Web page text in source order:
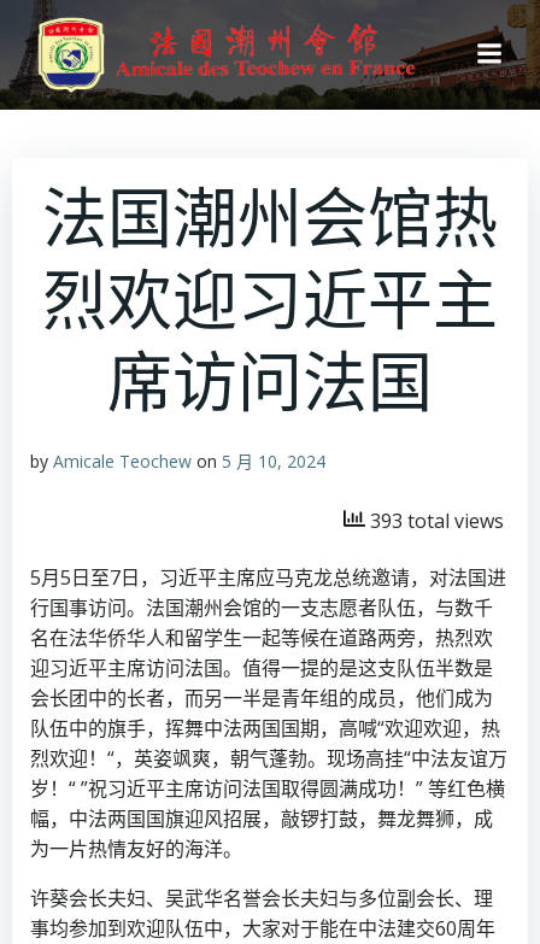
转
到
内
法国潮州会馆热
烈欢迎习近平主
席访问法国
by Amicale Teochew on 5 月 10, 2024
393 total views
5月5日至7日，习近平主席应马克龙总统邀请，对法国进
行国事访问。法国潮州会馆的一支志愿者队伍，与数千
名在法华侨华人和留学生一起等候在道路两旁，热烈欢
迎习近平主席访问法国。值得一提的是这支队伍半数是
会长团中的长者，而另一半是青年组的成员，他们成为
队伍中的旗手，挥舞中法两国国期，高喊“欢迎欢迎，热
烈欢迎！“，英姿飒爽，朝气蓬勃。现场高挂“中法友谊万
岁！“ ”祝习近平主席访问法国取得圆满成功！” 等红色横
幅，中法两国国旗迎风招展，敲锣打鼓，舞龙舞狮，成
为一片热情友好的海洋。
许葵会长夫妇、吴武华名誉会长夫妇与多位副会长、理
事均参加到欢迎队伍中，大家对于能在中法建交60周年